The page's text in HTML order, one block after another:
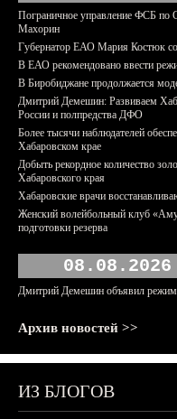
Пограничное управление ФСБ по
Махорин
Губернатор ЕАО Мария Костюк
В ЕАО рекомендовано ввести
В Биробиджане продолжается
Дмитрий Демешин: Развиваем
России и полпредства ДФО
Более тысячи наблюдателей
Хабаровском крае
Добыть рекордное количество
Хабаровского края
Хабаровские врачи
Женский волейбольный клуб
подготовки резерва
08.08.2026
Дмитрий Демешин объявил режим
Архив новостей >>
ИЗ БЛОГОВ